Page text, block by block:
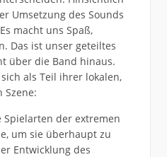
Umsetzung des Sounds
macht uns Spaß,
Das ist unser geteiltes
über die Band hinaus.
als Teil ihrer lokalen,
Szene:
Spielarten der extremen
um sie überhaupt zu
Entwicklung des